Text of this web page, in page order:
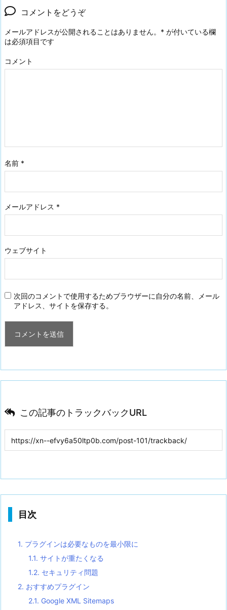
コメントをどうぞ
メールアドレスが公開されることはありません。 * が付いている欄
は必須項目です
コメント
名前 *
メールアドレス *
ウェブサイト
次回のコメントで使用するためブラウザーに自分の名前、メール
アドレス、サイトを保存する。
この記事のトラックバックURL
目次
1. プラグインは必要なものを最小限に
1.1. サイトが重たくなる
1.2. セキュリティ問題
2. おすすめプラグイン
2.1. Google XML Sitemaps